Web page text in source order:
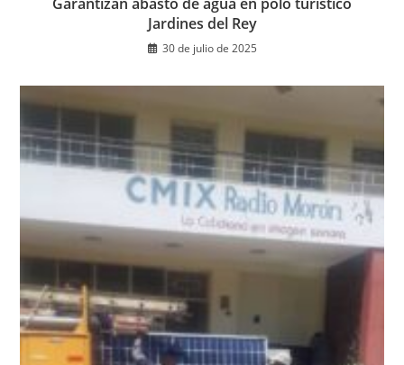
Jardines del Rey
30 de julio de 2025